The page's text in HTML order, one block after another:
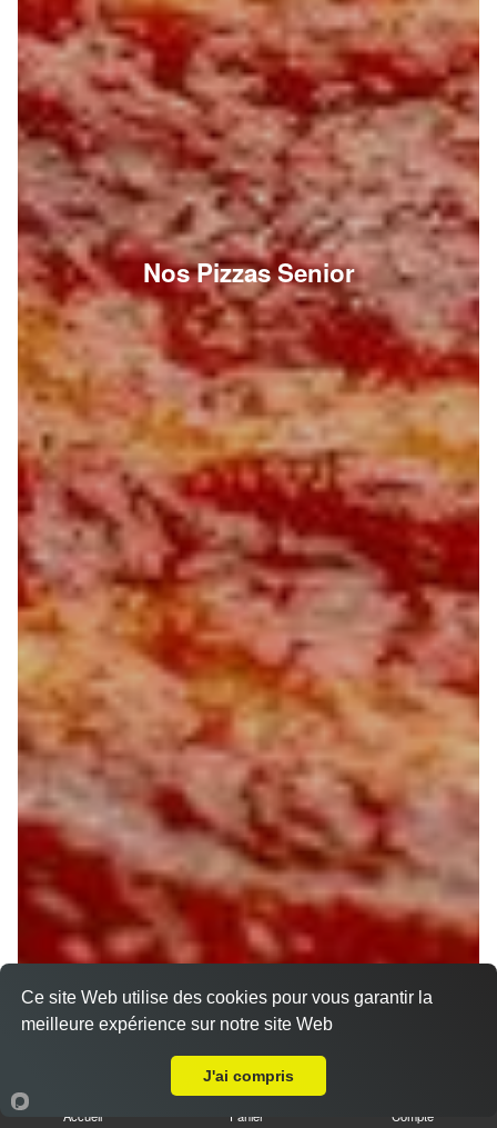
Nos Pizzas Senior
Accueil Panier Compte
Ce site Web utilise des cookies pour vous garantir la
meilleure expérience sur notre site Web
J'ai compris